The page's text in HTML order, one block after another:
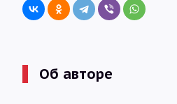
Об авторе